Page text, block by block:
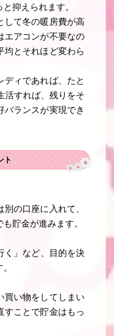
抑えられます。
して冬の暖房費が高
エアコンが不要なの
均とそれほど変わら
ディであれば、たと
活すれば、残りをそ
バランスが実現でき
ト
の口座に入れて、
貯金が進みます。
く」など、目的を決
買い物をしてしまい
すことで貯金はもっ